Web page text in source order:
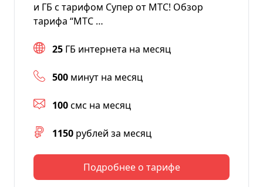
и ГБ с тарифом Супер от МТС! Обзор
тарифа “МТС …
25 ГБ интернета на месяц
500 минут на месяц
100смс на месяц
1150 рублей за месяц
Подробнее о тарифе